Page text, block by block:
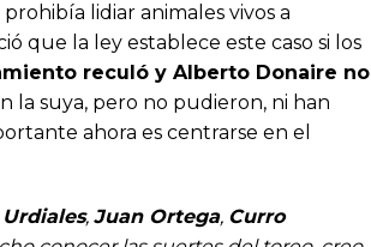
lidiar animales vivos a
que la ley establece este caso si los
reculó y Alberto Donaire no
la suya, pero no pudieron, ni han
ahora es centrarse en el
, Juan Ortega, Curro